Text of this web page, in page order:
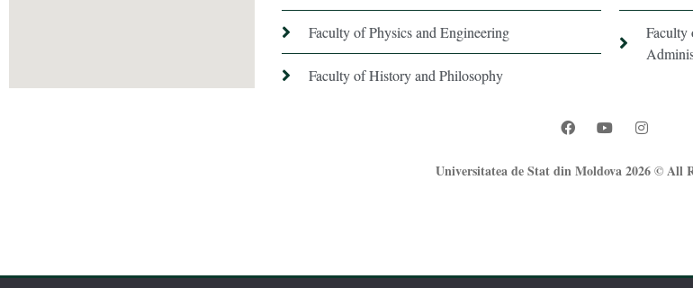
Faculty of Physics and Engineering
Faculty of History and Philosophy
Faculty
Universitatea de Stat din Moldova 2026 © All